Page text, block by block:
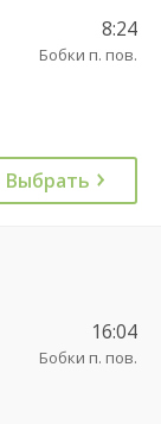
8:24
Бобки п. пов.
Выбрать
16:04
Бобки п. пов.